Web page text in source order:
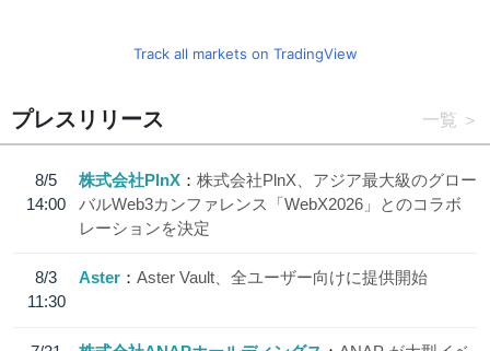
Track all markets on TradingView
プレスリリース 一覧
8/5
14:00
株式会社PlnX
株式会社PlnX、アジア最大級のグロー
バルWeb3カンファレンス「WebX2026」とのコラボ
レーションを決定
8/3
11:30
Aster Aster Vault、全ユーザー向けに提供開始